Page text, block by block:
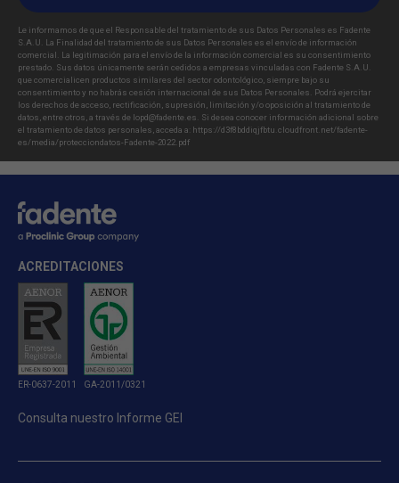
Le informamos de que el Responsable del tratamiento de sus Datos Personales es Fadente
S.A.U. La Finalidad del tratamiento de sus Datos Personales es el envío de información
comercial. La legitimación para el envío de la información comercial es su consentimiento
prestado. Sus datos únicamente serán cedidos a empresas vinculadas con Fadente S.A.U.
que comercialicen productos similares del sector odontológico, siempre bajo su
consentimiento y no habrás cesión internacional de sus Datos Personales. Podrá ejercitar
los derechos de acceso, rectificación, supresión, limitación y/o oposición al tratamiento de
datos, entre otros, a través de lopd@fadente.es. Si desea conocer información adicional sobre
el tratamiento de datos personales, acceda a: https://d3f8bddiqjfbtu.cloudfront.net/fadente-
es/media/protecciondatos-Fadente-2022.pdf
ACREDITACIONES
ER-0637-2011 GA-2011/0321
Consulta nuestro Informe GEI